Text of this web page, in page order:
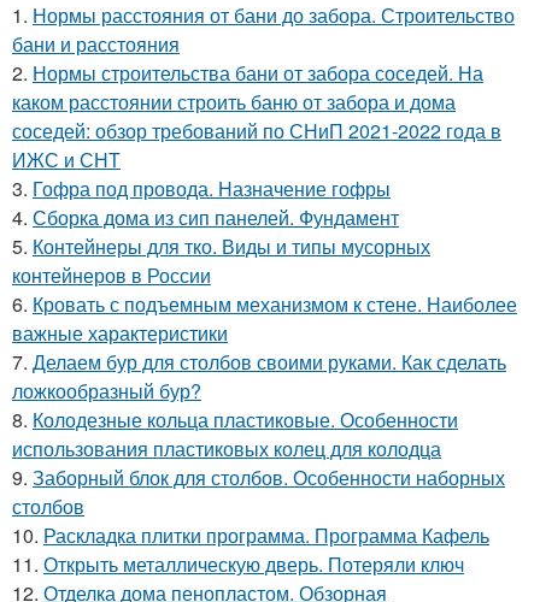
1. Нормы расстояния от бани до забора. Строительство
бани и расстояния
2. Нормы строительства бани от забора соседей. На
каком расстоянии строить баню от забора и дома
соседей: обзор требований по СНиП 2021-2022 года в
ИЖС и СНТ
3. Гофра под провода. Назначение гофры
4. Сборка дома из сип панелей. Фундамент
5. Контейнеры для тко. Виды и типы мусорных
контейнеров в России
6. Кровать с подъемным механизмом к стене. Наиболее
важные характеристики
7. Делаем бур для столбов своими руками. Как сделать
ложкообразный бур?
8. Колодезные кольца пластиковые. Особенности
использования пластиковых колец для колодца
9. Заборный блок для столбов. Особенности наборных
столбов
10. Раскладка плитки программа. Программа Кафель
11. Открыть металлическую дверь. Потеряли ключ
12. Отделка дома пенопластом. Обзорная